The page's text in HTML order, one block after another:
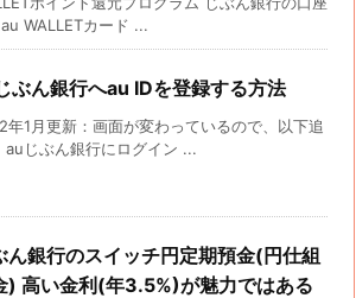
WALLETカード ...
ぶん銀行へau IDを登録する方法
年1月更新：画面が変わっているので、以下追
auじぶん銀行にログイン ...
ん銀行のスイッチ円定期預金(円仕組
) 高い金利(年3.5%)が魅力ではある